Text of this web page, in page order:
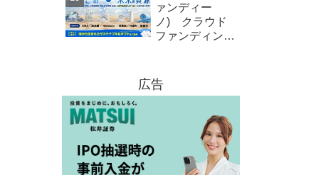
ァンディー
ノ) クラウド
ファンディング
オーシャンクラ
ス
広告